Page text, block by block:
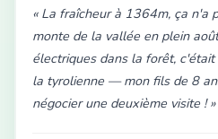
« La fraîcheur à 1364m, ça n'a
monte de la vallée en plein
électriques dans la forêt,
la tyrolienne — mon fils de 8
négocier une deuxième visite ! »